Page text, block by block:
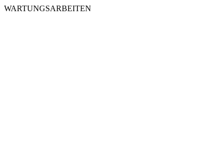
WARTUNGSARBEITEN